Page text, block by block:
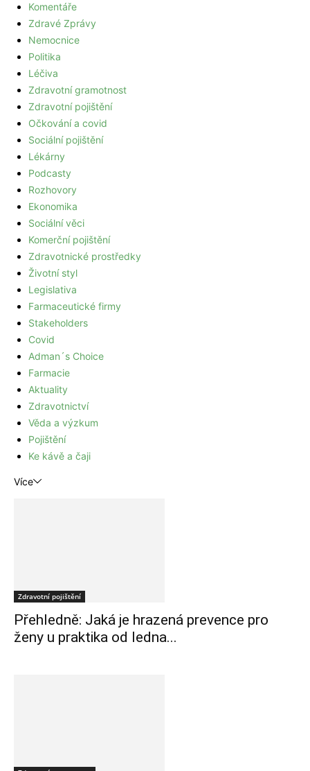
Komentáře
Zdravé Zprávy
Nemocnice
Politika
Léčiva
Zdravotní gramotnost
Zdravotní pojištění
Očkování a covid
Sociální pojištění
Lékárny
Podcasty
Rozhovory
Ekonomika
Sociální věci
Komerční pojištění
Zdravotnické prostředky
Životní styl
Legislativa
Farmaceutické firmy
Stakeholders
Covid
Adman´s Choice
Farmacie
Aktuality
Zdravotnictví
Věda a výzkum
Pojištění
Ke kávě a čaji
Více
Zdravotní pojištění
Přehledně: Jaká je hrazená prevence pro
ženy u praktika od ledna...